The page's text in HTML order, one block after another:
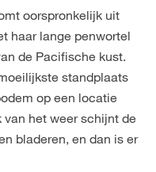
oorspronkelijk uit
haar lange penwortel
de Pacifische kust.
standplaats
op een locatie
het weer schijnt de
bladeren, en dan is er